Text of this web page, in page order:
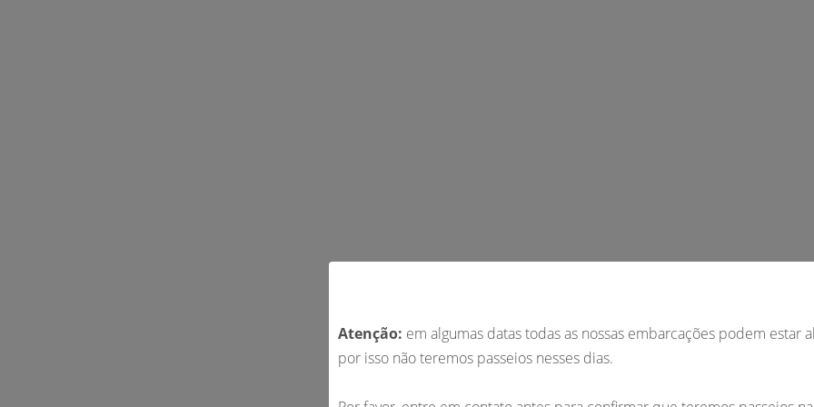
Atenção: em algumas datas todas as nossas embarcações podem estar
por isso não teremos passeios nesses dias.